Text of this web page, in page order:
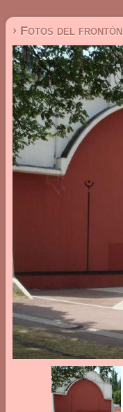
› Fotos del frontón